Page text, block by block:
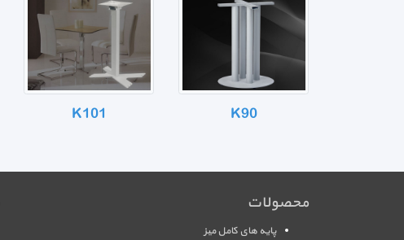
K90
K101
محصولات
پایه های کامل میز